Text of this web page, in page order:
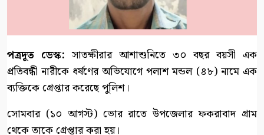
পত্রদূত ডেস্ক: সাতক্ষীরার আশাশুনিতে ৩০ বছর বয়সী এক
প্রতিবন্ধী নারীকে ধর্ষণের অভিযোগে পলাশ মন্ডল (৪৮) নামে এক
ব্যক্তিকে গ্রেপ্তার করেছে পুলিশ।
সোমবার (১০ আগস্ট) ভোর রাতে উপজেলার ফকরাবাদ গ্রাম
থেকে তাকে গ্রেপ্তার করা হয়।